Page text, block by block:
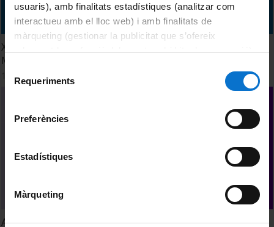
usuaris), amb finalitats estadístiques (analitzar com
interactueu amb el lloc web) i amb finalitats de
màrqueting (gestionar la publicitat que s’ofereix
adequant-la en funció dels vostres hàbits de navegació).
consultar laPolítica de galetes del lloc web de la
Requeriments
Preferències
Estadístiques
Màrqueting
XXXIII Seminari DUODA. Primera Jornada. XVII Diàleg
Magistral amb Beatriu Masià Masià
13 Mayo, 2022
A la UB, tolerància zero